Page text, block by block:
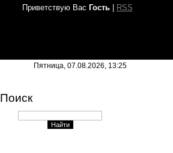
Приветствую Вас Гость| RSS
Пятница, 07.08.2026, 13:25
Поиск